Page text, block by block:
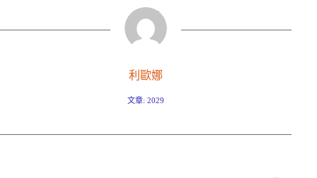
利歐娜
文章: 2029